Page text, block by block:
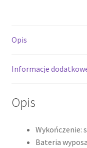
*
Opis
Informacje
Opis
Wykończenie:
Bateria